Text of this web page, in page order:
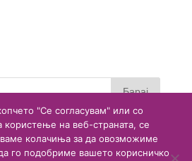
"Се согласувам" или со
на веб-страната, се
колачиња за да овозможиме
го подобриме вашето корисничко